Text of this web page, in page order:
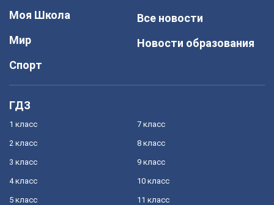
Моя Школа
Мир
Спорт
Все новости
Новости образования
ГДЗ
1 класс
2 класс
3 класс
4 класс
5 класс
7 класс
8 класс
9 класс
10 класс
11 класс